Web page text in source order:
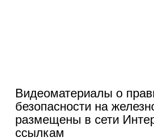
Видеоматериалы о
безопасности на
размещены в сети
ссылкам